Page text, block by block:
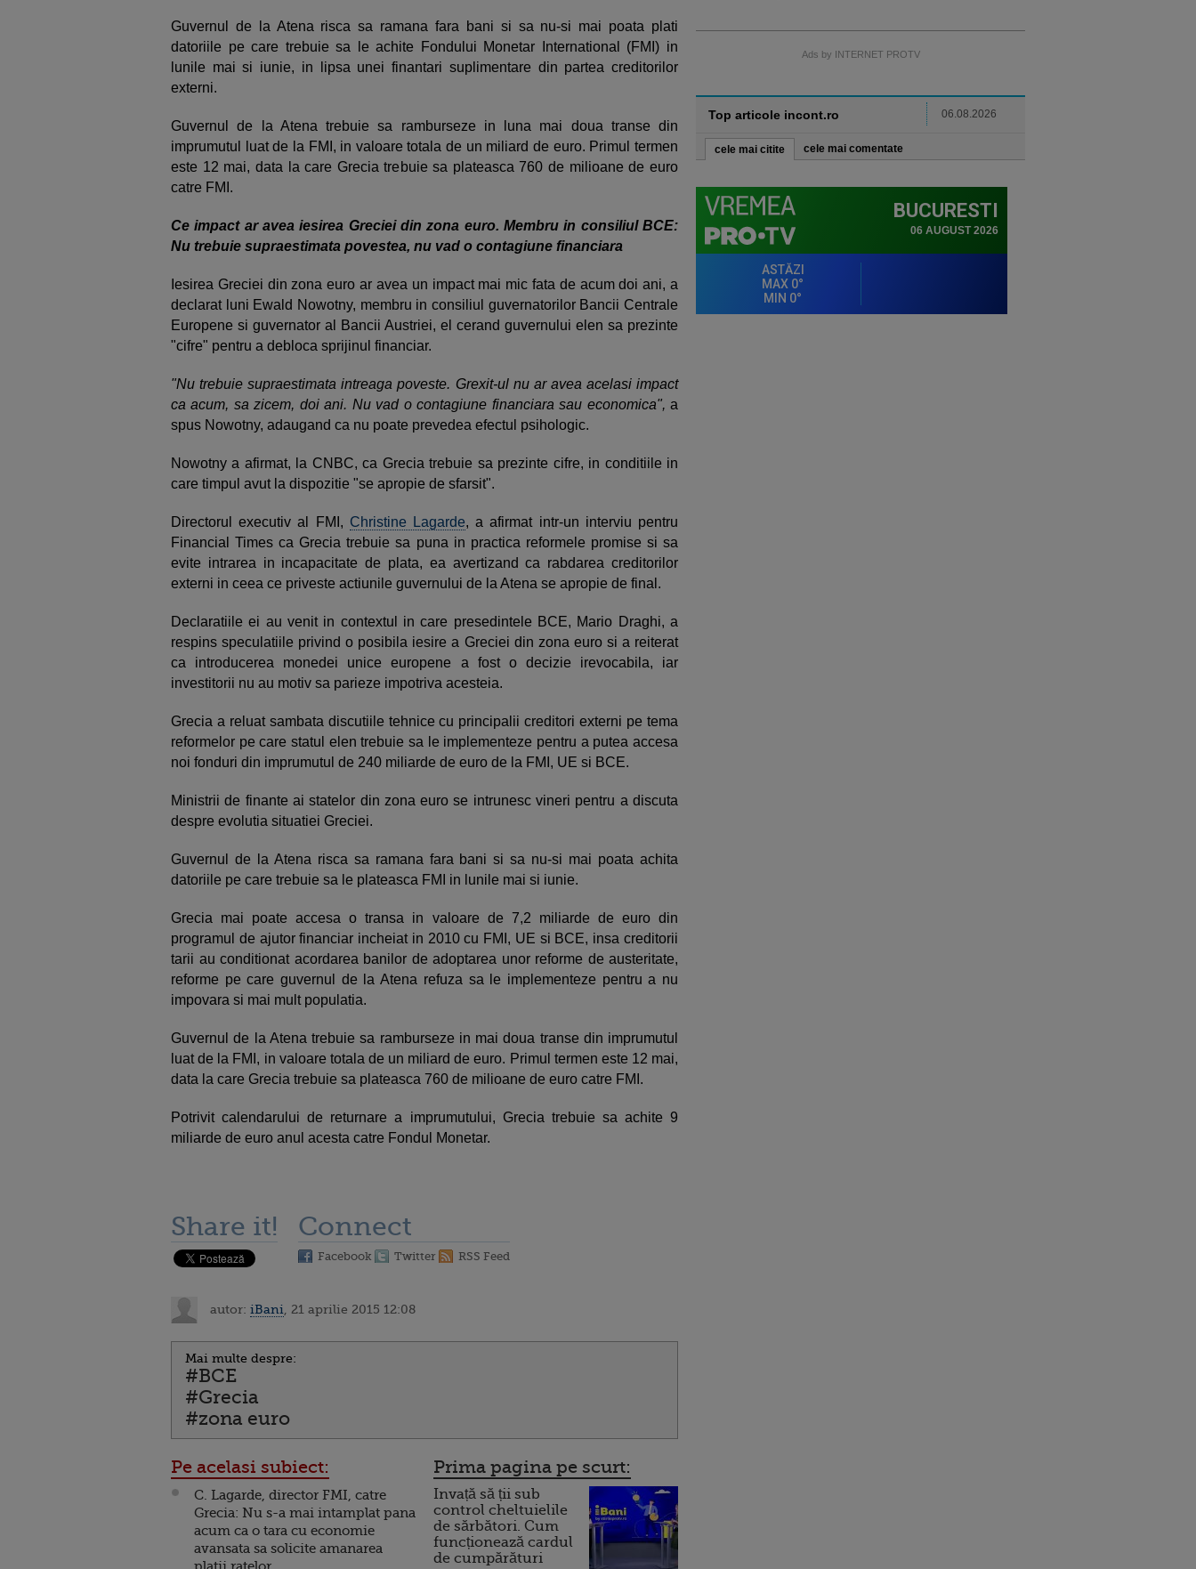
Guvernul de la Atena risca sa ramana fara bani si sa nu-si mai poata plati
datoriile pe care trebuie sa le achite Fondului Monetar International (FMI) in
lunile mai si iunie, in lipsa unei finantari suplimentare din partea creditorilor
externi.
Guvernul de la Atena trebuie sa ramburseze in luna mai doua transe din
imprumutul luat de la FMI, in valoare totala de un miliard de euro. Primul termen
este 12 mai, data la care Grecia trebuie sa plateasca 760 de milioane de euro
catre FMI.
Ce impact ar avea iesirea Greciei din zona euro. Membru in consiliul BCE:
Nu trebuie supraestimata povestea, nu vad o contagiune financiara
Iesirea Greciei din zona euro ar avea un impact mai mic fata de acum doi ani, a
declarat luni Ewald Nowotny, membru in consiliul guvernatorilor Bancii Centrale
Europene si guvernator al Bancii Austriei, el cerand guvernului elen sa prezinte
"cifre" pentru a debloca sprijinul financiar.
"Nu trebuie supraestimata intreaga poveste. Grexit-ul nu ar avea acelasi impact
ca acum, sa zicem, doi ani. Nu vad o contagiune financiara sau economica", a
spus Nowotny, adaugand ca nu poate prevedea efectul psihologic.
Nowotny a afirmat, la CNBC, ca Grecia trebuie sa prezinte cifre, in conditiile in
care timpul avut la dispozitie "se apropie de sfarsit".
Directorul executiv al FMI, Christine Lagarde, a afirmat intr-un interviu pentru
Financial Times ca Grecia trebuie sa puna in practica reformele promise si sa
evite intrarea in incapacitate de plata, ea avertizand ca rabdarea creditorilor
externi in ceea ce priveste actiunile guvernului de la Atena se apropie de final.
Declaratiile ei au venit in contextul in care presedintele BCE, Mario Draghi, a
respins speculatiile privind o posibila iesire a Greciei din zona euro si a reiterat
ca introducerea monedei unice europene a fost o decizie irevocabila, iar
investitorii nu au motiv sa parieze impotriva acesteia.
Grecia a reluat sambata discutiile tehnice cu principalii creditori externi pe tema
reformelor pe care statul elen trebuie sa le implementeze pentru a putea accesa
noi fonduri din imprumutul de 240 miliarde de euro de la FMI, UE si BCE.
Ministrii de finante ai statelor din zona euro se intrunesc vineri pentru a discuta
despre evolutia situatiei Greciei.
Guvernul de la Atena risca sa ramana fara bani si sa nu-si mai poata achita
datoriile pe care trebuie sa le plateasca FMI in lunile mai si iunie.
Grecia mai poate accesa o transa in valoare de 7,2 miliarde de euro din
programul de ajutor financiar incheiat in 2010 cu FMI, UE si BCE, insa creditorii
tarii au conditionat acordarea banilor de adoptarea unor reforme de austeritate,
reforme pe care guvernul de la Atena refuza sa le implementeze pentru a nu
impovara si mai mult populatia.
Guvernul de la Atena trebuie sa ramburseze in mai doua transe din imprumutul
luat de la FMI, in valoare totala de un miliard de euro. Primul termen este 12 mai,
data la care Grecia trebuie sa plateasca 760 de milioane de euro catre FMI.
Potrivit calendarului de returnare a imprumutului, Grecia trebuie sa achite 9
miliarde de euro anul acesta catre Fondul Monetar.
Share it! Connect
Facebook Twitter RSS Feed
autor: iBani , 21 aprilie 2015 12:08
Mai multe despre:
#BCE
#Grecia
#zona euro
Pe acelasi subiect:
C. Lagarde, director FMI, catre
Grecia: Nu s-a mai intamplat pana
acum ca o tara cu economie
avansata sa solicite amanarea
Prima pagina pe scurt:
Invață să ții sub
control cheltuielile
de sărbători. Cum
funcționează cardul
de cumpărături
Ads by INTERNET PROTV
Top articole incont.ro 06.08.2026
cele mai citite cele mai comentate